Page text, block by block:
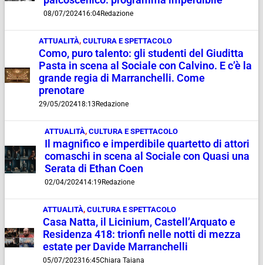
08/07/202416:04Redazione
ATTUALITÀ,CULTURA E SPETTACOLO
Como, puro talento: gli studenti del Giuditta
Pasta in scena al Sociale con Calvino. E c’è la
grande regia di Marranchelli. Come
prenotare
29/05/202418:13Redazione
ATTUALITÀ, CULTURA E SPETTACOLO
Il magnifico e imperdibile quartetto di attori
comaschi in scena al Sociale con Quasi una
Serata di Ethan Coen
02/04/202414:19Redazione
ATTUALITÀ,CULTURA E SPETTACOLO
Casa Natta, il Licinium, Castell’Arquato e
Residenza 418: trionfi nelle notti di mezza
estate per Davide Marranchelli
05/07/202316:45Chiara Taiana